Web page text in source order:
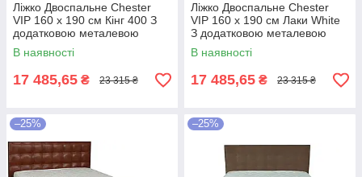
Ліжко Двоспальне Chester
VIP 160 х 190 см Кінг 400 З
додатковою металевою
цільнозварною рамою C1
Білий
В наявності
17 485,65 ₴ 23 315 ₴
Ліжко Двоспальне Chester
VIP 160 х 190 см Лаки White
З додатковою металевою
цільнозварною рамою Білий
В наявності
17 485,65 ₴ 23 315 ₴
–25% –25%